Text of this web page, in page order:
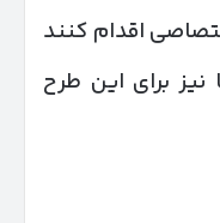
اقدام کنند
برای این طرح